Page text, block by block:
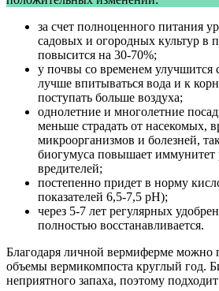
за счет полноценного питания
садовых и огородных культур в
повысится на 30-70%;
у почвы со временем улучшится
лучше впитываться вода и к
поступать больше воздуха;
однолетние и многолетние
меньше страдать от насекомых,
микроорганизмов и болезней,
биогумуса повышает иммунитет
вредителей;
постепенно придет в норму
показателей 6,5-7,5 pH);
через 5-7 лет регулярных
полностью восстанавливается.
Благодаря личной вермиферме можно
объемы вермикомпоста круглый год.
неприятного запаха, поэтому